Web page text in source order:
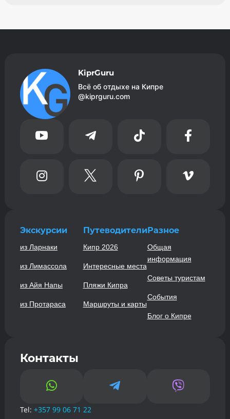
KiprGuru
Всё об отдыхе на Кипре
@kiprguru.com
   
   
Экскурсии
из Ларнаки
из Лимассола
из Айя Напы
из Протараса
Путеводители
Кипр 2026
Интересные места
Пляжи Кипра
Маршруты и карты
Разное
Общая
информация
Советы туристам
События
Блог о Кипре
Контакты
  
Tel: +357 99 06 71 22